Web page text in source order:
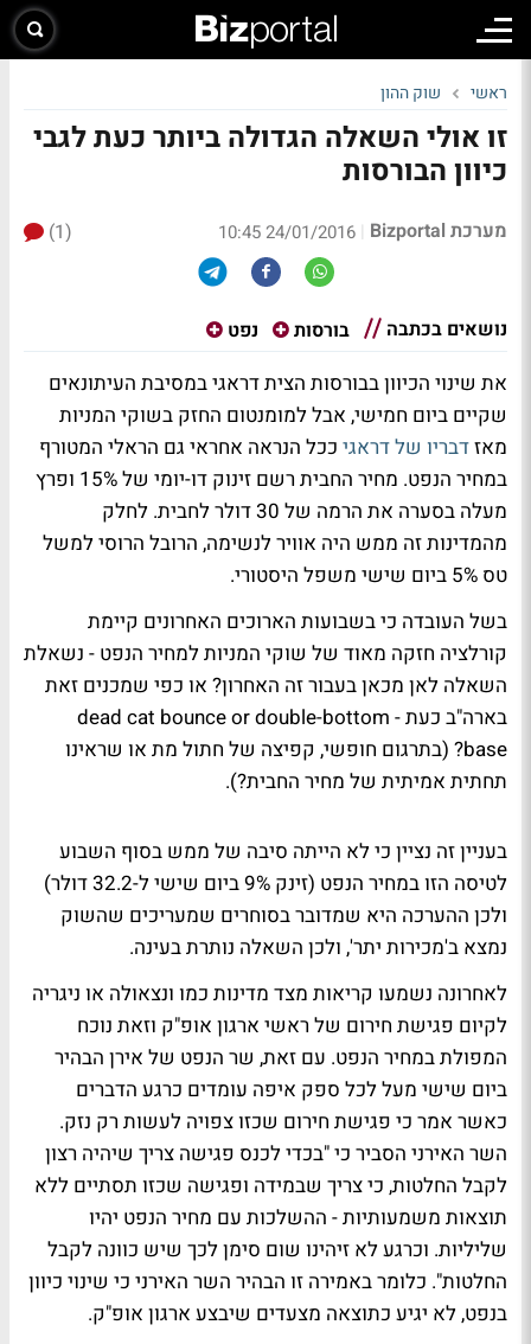
ראשי שוק ההון
זו אולי השאלה הגדולה ביותר כעת לגבי
כיוון הבורסות
מערכת Bizportal |
24/01/2016 10:45
(1)
נושאים בכתבה בורסות נפט
את שינוי הכיוון בבורסות הצית דראגי במסיבת העיתונאים
שקיים ביום חמישי, אבל למומנטום החזק בשוקי המניות
מאזדבריו של דראגי ככל הנראה אחראי גם הראלי המטורף
במחיר הנפט. מחיר החבית רשם זינוק דו-יומי של 15% ופרץ
מעלה בסערה את הרמה של 30 דולר לחבית. לחלק
מהמדינות זה ממש היה אוויר לנשימה, הרובל הרוסי למשל
טס 5% ביום שישי משפל היסטורי.
בשל העובדה כי בשבועות הארוכים האחרונים קיימת
קורלציה חזקה מאוד של שוקי המניות למחיר הנפט - נשאלת
השאלה לאן מכאן בעבור זה האחרון? או כפי שמכנים זאת
בארה"ב כעת - dead cat bounce or double-bottom
base? (בתרגום חופשי, קפיצה של חתול מת או שראינו
תחתית אמיתית של מחיר החבית?).
בעניין זה נציין כי לא הייתה סיבה של ממש בסוף השבוע
לטיסה הזו במחיר הנפט (זינק 9% ביום שישי ל-32.2 דולר)
ולכן ההערכה היא שמדובר בסוחרים שמעריכים שהשוק
נמצא ב'מכירות יתר', ולכן השאלה נותרת בעינה.
לאחרונה נשמעו קריאות מצד מדינות כמו ונצאולה או ניגריה
לקיום פגישת חירום של ראשי ארגון אופ"ק וזאת נוכח
המפולת במחיר הנפט. עם זאת, שר הנפט של אירן הבהיר
ביום שישי מעל לכל ספק איפה עומדים כרגע הדברים
כאשר אמר כי פגישת חירום שכזו צפויה לעשות רק נזק.
השר האירני הסביר כי "בכדי לכנס פגישה צריך שיהיה רצון
לקבל החלטות, כי צריך שבמידה ופגישה שכזו תסתיים ללא
תוצאות משמעותיות - ההשלכות עם מחיר הנפט יהיו
שליליות. וכרגע לא זיהינו שום סימן לכך שיש כוונה לקבל
החלטות". כלומר באמירה זו הבהיר השר האירני כי שינוי כיוון
בנפט, לא יגיע כתוצאה מצעדים שיבצע ארגון אופ"ק.